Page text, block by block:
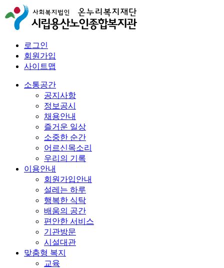
로그인
회원가입
사이트맵
소통공간
공지사항
정보공시
채용안내
즐거운 일상
소중한 순간
어르신목소리
우리의 기록
이용안내
회원가입안내
설레는 하루
행복한 식탁
배움의 공간
편안한 서비스
기관방문
시설대관
맞춤형 복지
교육